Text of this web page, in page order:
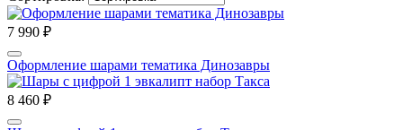
7 990 ₽
Оформление шарами тематика Динозавры
8 460 ₽